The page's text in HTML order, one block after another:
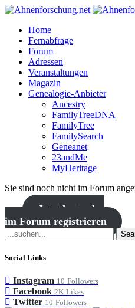
Home
Fernabfrage
Forum
Adressen
Veranstaltungen
Magazin
Genealogie-Anbieter
Ancestry
FamilyTreeDNA
FamilyTree
FamilySearch
Geneanet
23andMe
MyHeritage
Sie sind noch nicht im Forum
Jetzt kostenlos
im Forum registrieren
Social Links
Instagram 10 Followers
Facebook 2K Likes
Twitter 10 Followers